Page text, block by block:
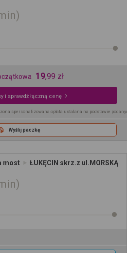
19,99 zł
i sprawdź łączną cenę
spersonalizowana opłata ustalana na podstawie
Wyślij paczkę
most ŁUKĘCIN skrz.z ul.MORSKĄ